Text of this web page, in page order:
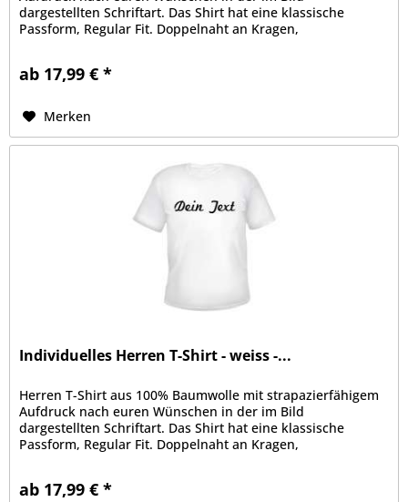
dargestellten Schriftart. Das Shirt hat eine klassische
Passform, Regular Fit. Doppelnaht an Kragen,
ab 17,99 € *
Merken
Individuelles Herren T-Shirt - weiss -...
Herren T-Shirt aus 100% Baumwolle mit strapazierfähigem
Aufdruck nach euren Wünschen in der im Bild
dargestellten Schriftart. Das Shirt hat eine klassische
Passform, Regular Fit. Doppelnaht an Kragen,
ab 17,99 € *